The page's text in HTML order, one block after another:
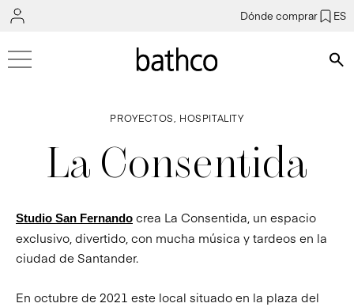
Dónde comprar ES
PROYECTOS, HOSPITALITY
La Consentida
Studio San Fernando crea La Consentida, un espacio
exclusivo, divertido, con mucha música y tardeos en la
ciudad de Santander.
En octubre de 2021 este local situado en la plaza del